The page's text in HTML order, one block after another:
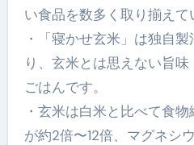
い食品を数多く取り揃えて
・「寝かせ玄米」は独自
り、玄米とは思えない旨
ごはんです。
・玄米は白米と比べて食
が約2倍〜12倍、マグネシ